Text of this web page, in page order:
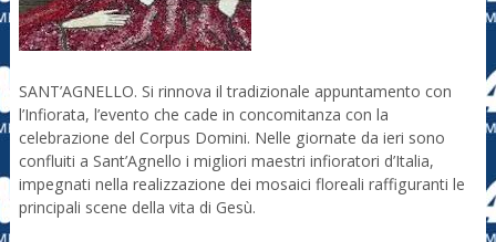
SANT’AGNELLO. Si rinnova il tradizionale appuntamento con
l’Infiorata, l’evento che cade in concomitanza con la
celebrazione del Corpus Domini. Nelle giornate da ieri sono
confluiti a Sant’Agnello i migliori maestri infioratori d’Italia,
impegnati nella realizzazione dei mosaici floreali raffiguranti le
principali scene della vita di Gesù.